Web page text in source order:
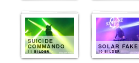
SUICIDE
COMMANDO
11 BILDER
SOLAR FAKE
10 BILDER